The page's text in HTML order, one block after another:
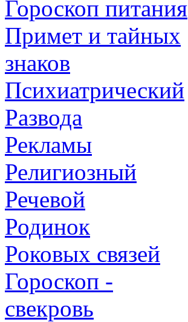
Гороскоп питания
Примет и тайных
знаков
Психиатрический
Развода
Рекламы
Религиозный
Речевой
Родинок
Роковых связей
Гороскоп -
свекровь